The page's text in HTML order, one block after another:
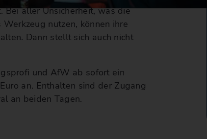
Bei aller Unsicherheit, was die
nutzen, können ihre
Dann stellt sich auch nicht
und AfW ab sofort ein
an. Enthalten sind der Zugang
an beiden Tagen.